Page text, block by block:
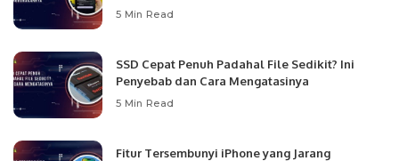
5 Min Read
SSD Cepat Penuh Padahal File Sedikit? Ini
Penyebab dan Cara Mengatasinya
5 Min Read
Fitur Tersembunyi iPhone yang Jarang